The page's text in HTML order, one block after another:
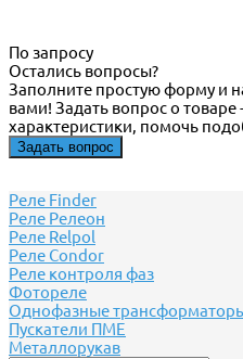
По запросу
Остались вопросы?
Заполните простую форму и
вами! Задать вопрос о
характеристики, помочь
Задать вопрос
Реле Finder
Реле Релеон
Реле Relpol
Реле Сondor
Реле контроля фаз
Фотореле
Однофазные
Пускатели ПМЕ
Металлорукав